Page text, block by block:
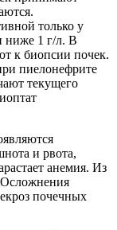
только у
ниже 1 г/л. В
к биопсии почек.
пиелонефрите
текущего
и рвота,
анемия. Из
Осложнения
почечных